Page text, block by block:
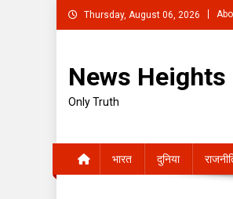
Skip
to
Thursday, August 06, 2026
News Heights
Only Truth
भारत दुनिया